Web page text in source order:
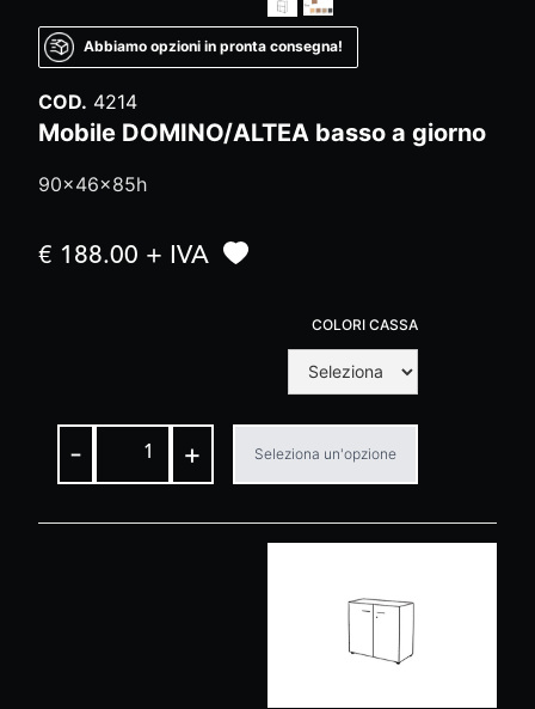
Abbiamo opzioni in pronta consegna!
COD. 4214
Mobile DOMINO/ALTEA basso a giorno
90x46x85h
€ 188.00 + IVA
COLORI CASSA
- + Seleziona un'opzione